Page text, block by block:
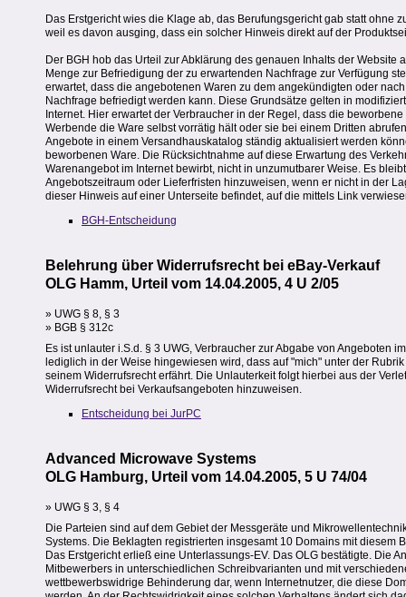
Das Erstgericht wies die Klage ab, das Berufungsgericht gab statt ohne
weil es davon ausging, dass ein solcher Hinweis direkt auf der
Der BGH hob das Urteil zur Abklärung des genauen Inhalts der
Menge zur Befriedigung der zu erwartenden Nachfrage zur Verfügung
erwartet, dass die angebotenen Waren zu dem angekündigten oder
Nachfrage befriedigt werden kann. Diese Grundsätze gelten in
Internet. Hier erwartet der Verbraucher in der Regel, dass die
Werbende die Ware selbst vorrätig hält oder sie bei einem Dritten
Angebote in einem Versandhauskatalog ständig aktualisiert werden
beworbenen Ware. Die Rücksichtnahme auf diese Erwartung des
Warenangebot im Internet bewirbt, nicht in unzumutbarer Weise. Es
Angebotszeitraum oder Lieferfristen hinzuweisen, wenn er nicht in der
dieser Hinweis auf einer Unterseite befindet, auf die mittels Link
BGH-Entscheidung
Belehrung über Widerrufsrecht bei eBay-Verkauf
OLG Hamm, Urteil vom 14.04.2005, 4 U 2/05
» UWG § 8, § 3
» BGB § 312c
Es ist unlauter i.S.d. § 3 UWG, Verbraucher zur Abgabe von Angeboten
lediglich in der Weise hingewiesen wird, dass auf "mich" unter der
seinem Widerrufsrecht erfährt. Die Unlauterkeit folgt hierbei aus der
Widerrufsrecht bei Verkaufsangeboten hinzuweisen.
Entscheidung bei JurPC
Advanced Microwave Systems
OLG Hamburg, Urteil vom 14.04.2005, 5 U 74/04
» UWG § 3, § 4
Die Parteien sind auf dem Gebiet der Messgeräte und
Systems. Die Beklagten registrierten insgesamt 10 Domains mit diesem
Das Erstgericht erließ eine Unterlassungs-EV. Das OLG bestätigte. Die
Mitbewerbers in unterschiedlichen Schreibvarianten und mit
wettbewerbswidrige Behinderung dar, wenn Internetnutzer, die diese